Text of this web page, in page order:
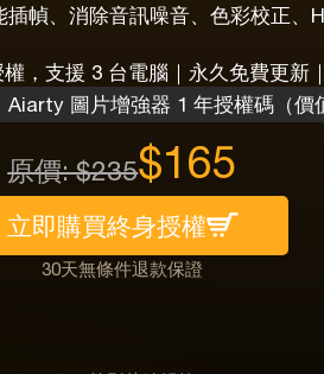
插幀、消除音訊噪音、色彩校正、
，支援 3 台電腦｜永久免費更新
Aiarty 圖片增強器 1 年授權碼（價
原價: $235$165
立即購買終身授權
30天無條件退款保證